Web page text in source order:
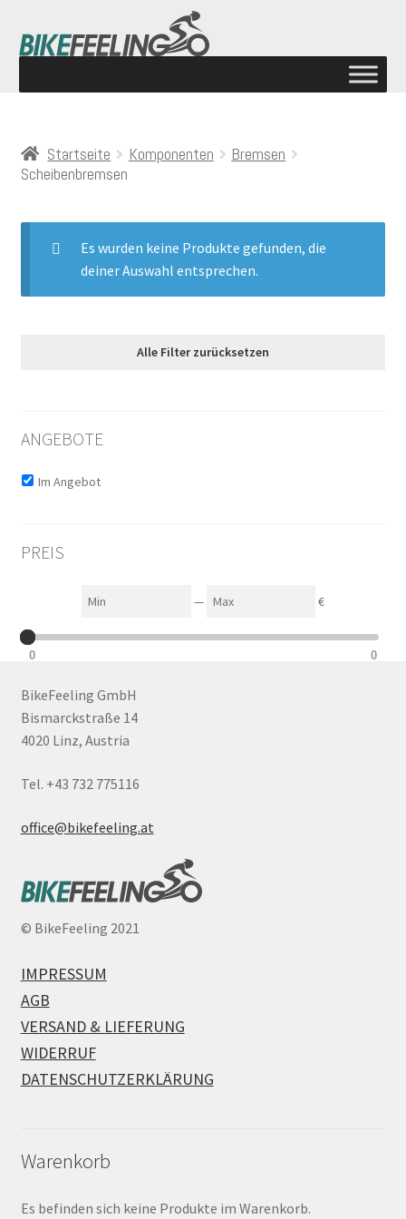
Startseite Komponenten
Bremsen
Scheibenbremsen
Es wurden keine Produkte gefunden, die
deiner Auswahl entsprechen.
Alle Filter zurücksetzen
ANGEBOTE
Im Angebot
PREIS
Min — €
0 0
BikeFeeling GmbH
Bismarckstraße 14
4020 Linz, Austria
Tel. +43 732 775116
office@bikefeeling.at
© BikeFeeling 2021
IMPRESSUM
AGB
VERSAND & LIEFERUNG
WIDERRUF
DATENSCHUTZERKLÄRUNG
Warenkorb
Es befinden sich keine Produkte im Warenkorb.